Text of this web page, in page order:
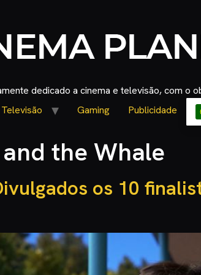
dedicado a cinema e televisão, com o
Televisão Gaming Publicidade
the Whale
os 10